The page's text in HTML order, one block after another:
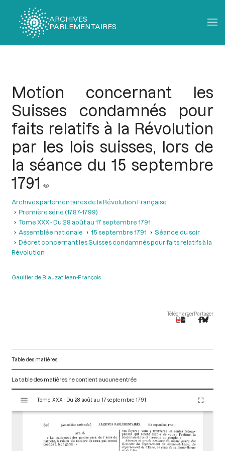
ARCHIVES
PARLEMENTAIRES
Motion concernant les
Suisses condamnés pour
faits relatifs à la Révolution
par les lois suisses, lors de
la séance du 15 septembre
1791
Archives parlementaires de la Révolution Française
Première série (1787-1799)
Tome XXX - Du 28 août au 17 septembre 1791
Assemblée nationale
15 septembre 1791
Séance du soir
Décret concernant les Suisses condamnés pour faits relatifs à la
Révolution
Gaultier de Biauzat Jean-François
TéléchargerPartager
Table des matières
La table des matières ne contient aucune entrée.
s
Tome XXX - Du 28 août au 17 septembre 1791